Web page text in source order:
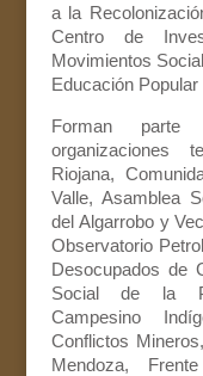
a la
Centro de
Movimientos
Educación
Forman
organizaciones
Riojana,
Valle, Asamblea
del Algarrobo y
Observatorio
Desocupados de
Social de la
Campesino
Conflictos
Mendoza,